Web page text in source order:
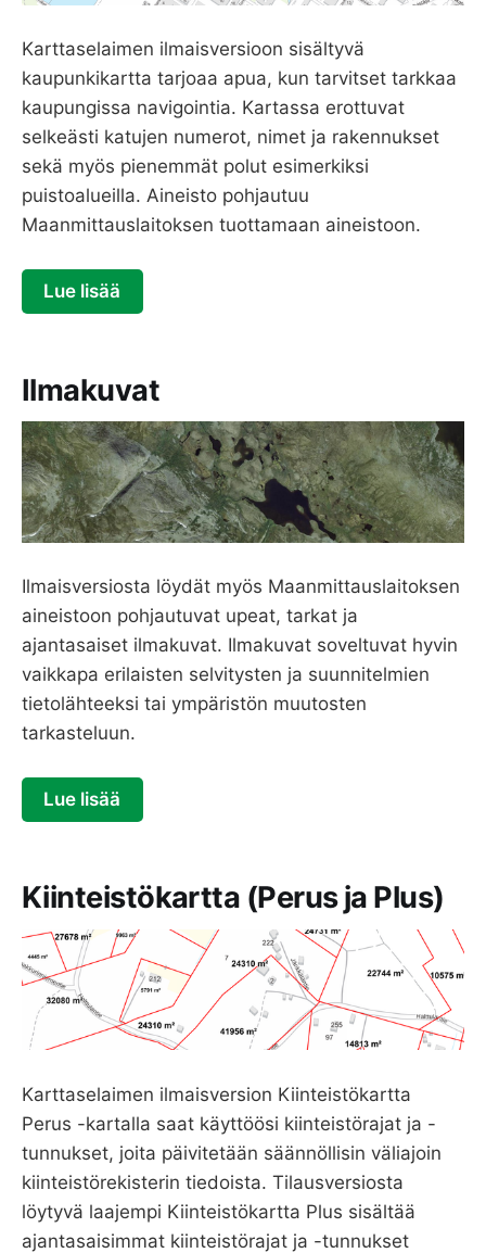
Karttaselaimen ilmaisversioon sisältyvä
kaupunkikartta tarjoaa apua, kun tarvitset tarkkaa
kaupungissa navigointia. Kartassa erottuvat
selkeästi katujen numerot, nimet ja rakennukset
sekä myös pienemmät polut esimerkiksi
puistoalueilla. Aineisto pohjautuu
Maanmittauslaitoksen tuottamaan aineistoon.
Lue lisää
Ilmakuvat
Ilmaisversiosta löydät myös Maanmittauslaitoksen
aineistoon pohjautuvat upeat, tarkat ja
ajantasaiset ilmakuvat. Ilmakuvat soveltuvat hyvin
vaikkapa erilaisten selvitysten ja suunnitelmien
tietolähteeksi tai ympäristön muutosten
tarkasteluun.
Lue lisää
Kiinteistökartta (Perus ja Plus)
Karttaselaimen ilmaisversion Kiinteistökartta
Perus -kartalla saat käyttöösi kiinteistörajat ja -
tunnukset, joita päivitetään säännöllisin väliajoin
kiinteistörekisterin tiedoista. Tilausversiosta
löytyvä laajempi Kiinteistökartta Plus sisältää
ajantasaisimmat kiinteistörajat ja -tunnukset